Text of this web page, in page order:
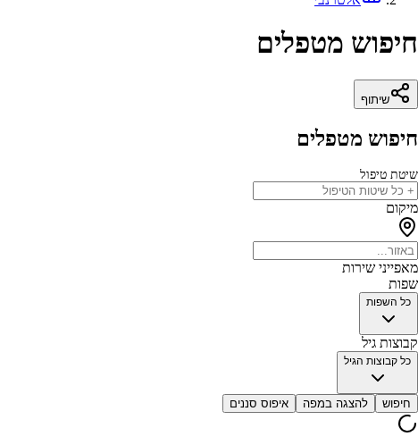
חיפוש מטפלים
שיתוף
חיפוש מטפלים
שיטת טיפול
מיקום
מאפייני שירות
שפות
כל השפות
קבוצות גיל
כל קבוצות הגיל
חיפוש להצגה במפה איפוס סננים